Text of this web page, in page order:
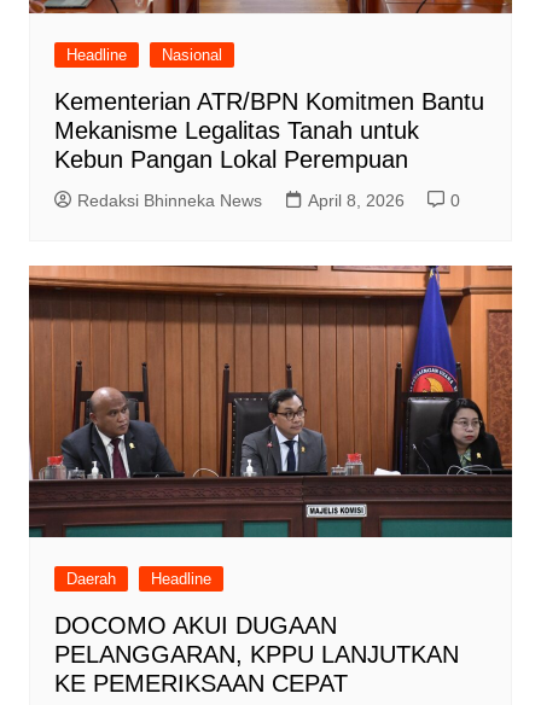
Headline Nasional
Kementerian ATR/BPN Komitmen Bantu
Mekanisme Legalitas Tanah untuk
Kebun Pangan Lokal Perempuan
Redaksi Bhinneka News April 8, 2026 0
Daerah Headline
DOCOMO AKUI DUGAAN
PELANGGARAN, KPPU LANJUTKAN
KE PEMERIKSAAN CEPAT